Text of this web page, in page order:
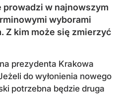
prowadzi w najnowszym
wyborami
Z kim może się zmierzyć
prezydenta Krakowa
do wyłonienia nowego
potrzebna będzie druga